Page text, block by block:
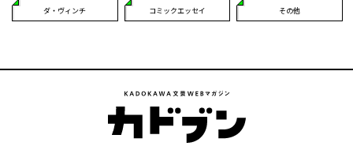
ダ・ヴィンチ コミックエッセイ その他